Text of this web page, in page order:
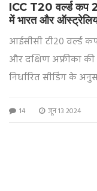
ICC T20 वर्ल्ड कप
में भारत और
आईसीसी टी20 वर्ल्ड
और दक्षिण अफ्रीका की
निर्धारित सीडिंग के
अफगानिस्तान और
14 जून 13 2024